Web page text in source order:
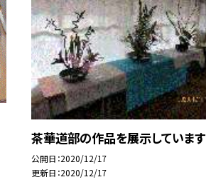
茶華道部の作品を展示しています
公開日 2020/12/17
更新日 2020/12/17